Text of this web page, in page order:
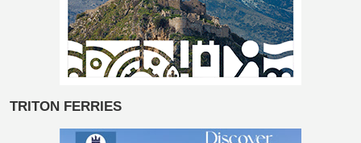
TRITON FERRIES